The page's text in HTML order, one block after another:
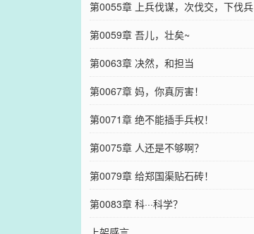
第0055章 上兵伐谋，次伐交，下伐兵
第0059章 吾儿，壮矣~
第0063章 决然，和担当
第0067章 妈，你真厉害！
第0071章 绝不能插手兵权！
第0075章 人还是不够啊？
第0079章 给郑国渠贴石砖！
第0083章 科···科学？